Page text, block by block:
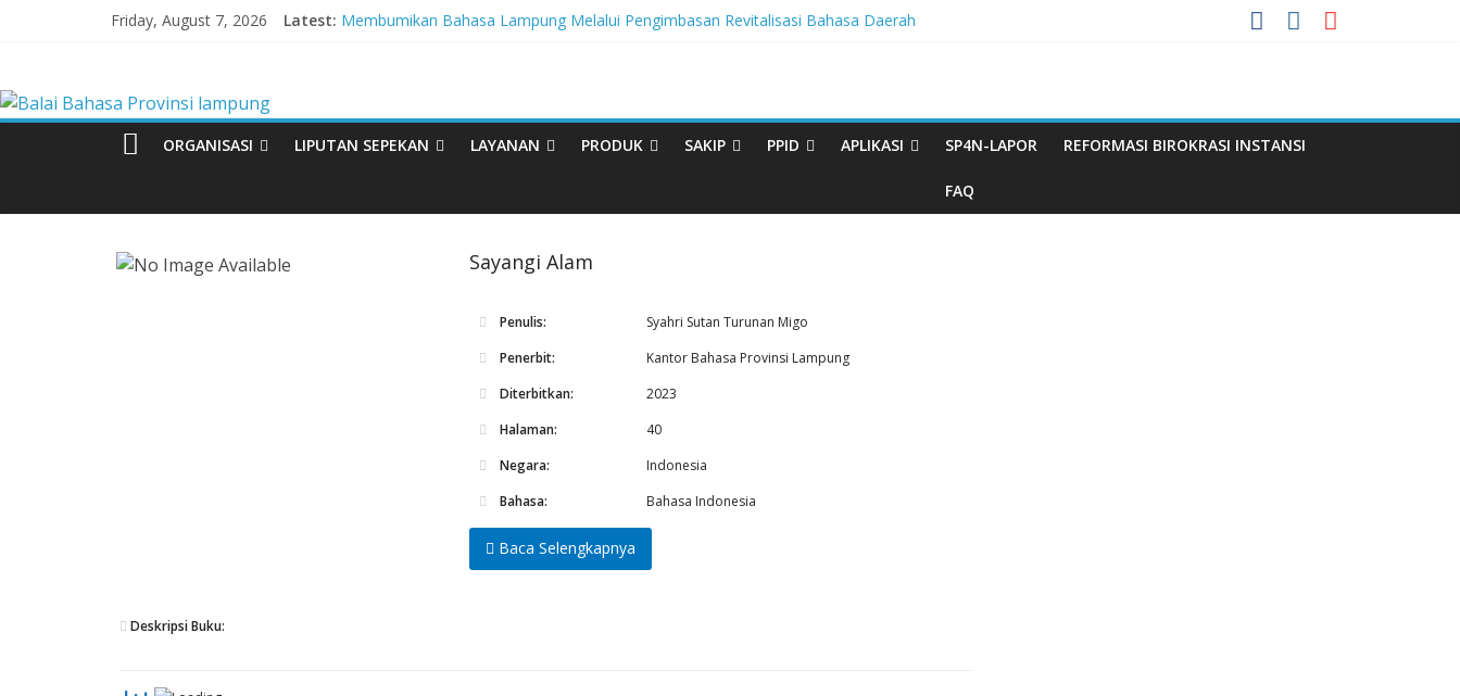
Friday, August 7, 2026 Latest: Membumikan Bahasa Lampung Melalui Pengimbasan Revitalisasi Bahasa Daerah
Babak Final Festival Musikalisasi Puisi Kembali Digelar
Balai
Bahasa
Provinsi
lampung
ORGANISASI LIPUTAN SEPEKAN LAYANAN PRODUK SAKIP PPID APLIKASI SP4N-LAPOR REFORMASI BIROKRASI INSTANSI
FAQ
Sayangi Alam
Penulis:
Syahri Sutan Turunan Migo
Penerbit:
Kantor Bahasa Provinsi Lampung
Diterbitkan:
2023
Halaman:
40
Negara:
Indonesia
Bahasa:
Bahasa Indonesia
Baca Selengkapnya
Deskripsi Buku: